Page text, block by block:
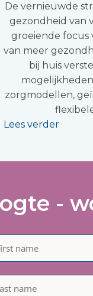
De vernieuwde
gezondheid van
groeiende focus
van meer
bij huis
zorgmodellen,
Lees verder
-